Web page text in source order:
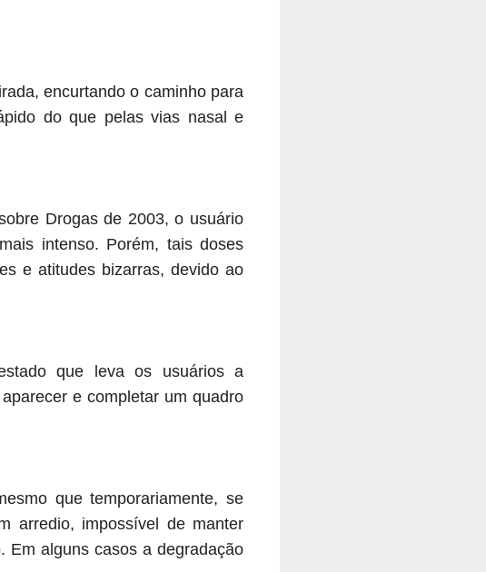
encurtando o caminho para
do que pelas vias nasal e
Drogas de 2003, o usuário
intenso. Porém, tais doses
e atitudes bizarras, devido ao
que leva os usuários a
e completar um quadro
que temporariamente, se
arredio, impossível de manter
Em alguns casos a degradação